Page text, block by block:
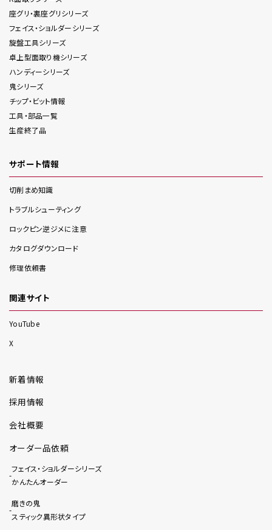
座グリ・裏座グリシリーズ
フェイス・ショルダーシリーズ
旋盤工具シリーズ
卓上型面取り機シリーズ
ハンディーシリーズ
鬼シリーズ
チップ・ビット情報
工具・部品一覧
生産終了品
サポート情報
切削まめ知識
トラブルシューティング
ロックピン逆ジメに注意
カタログダウンロード
修理依頼書
関連サイト
YouTube
X
新着情報
採用情報
会社概要
オーダー品依頼
フェイス・ショルダーシリーズ
かんたんオーダー
磨きの鬼
スティック異形状タイプ